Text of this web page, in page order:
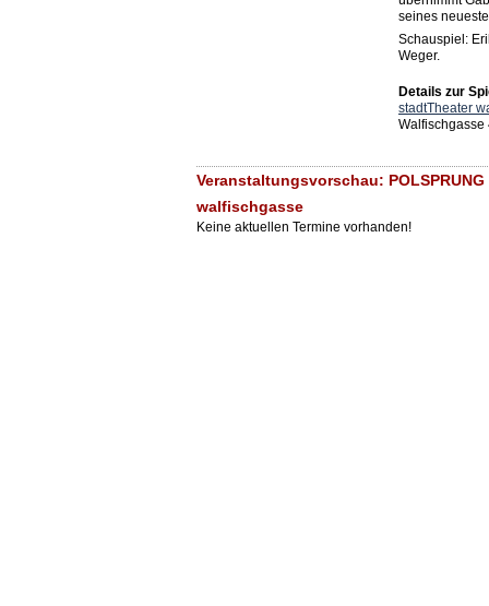
seines
Schauspiel:
Weger.
Details zur
stadtTheater
Walfischgasse
Veranstaltungsvorschau:
walfischgasse
Keine aktuellen Termine vorhanden!